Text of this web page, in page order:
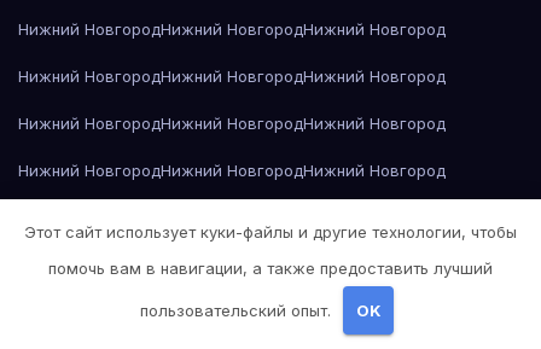
Нижний НовгородНижний НовгородНижний Новгород
Нижний НовгородНижний НовгородНижний Новгород
Нижний НовгородНижний НовгородНижний Новгород
Нижний НовгородНижний НовгородНижний Новгород
Нижний Новгород Николай Гоголь — Мёртвые души
Николай Гоголь — Мёртвые души
Этот сайт использует куки-файлы и другие технологии, чтобы
помочь вам в навигации, а также предоставить лучший
пользовательский опыт. OK